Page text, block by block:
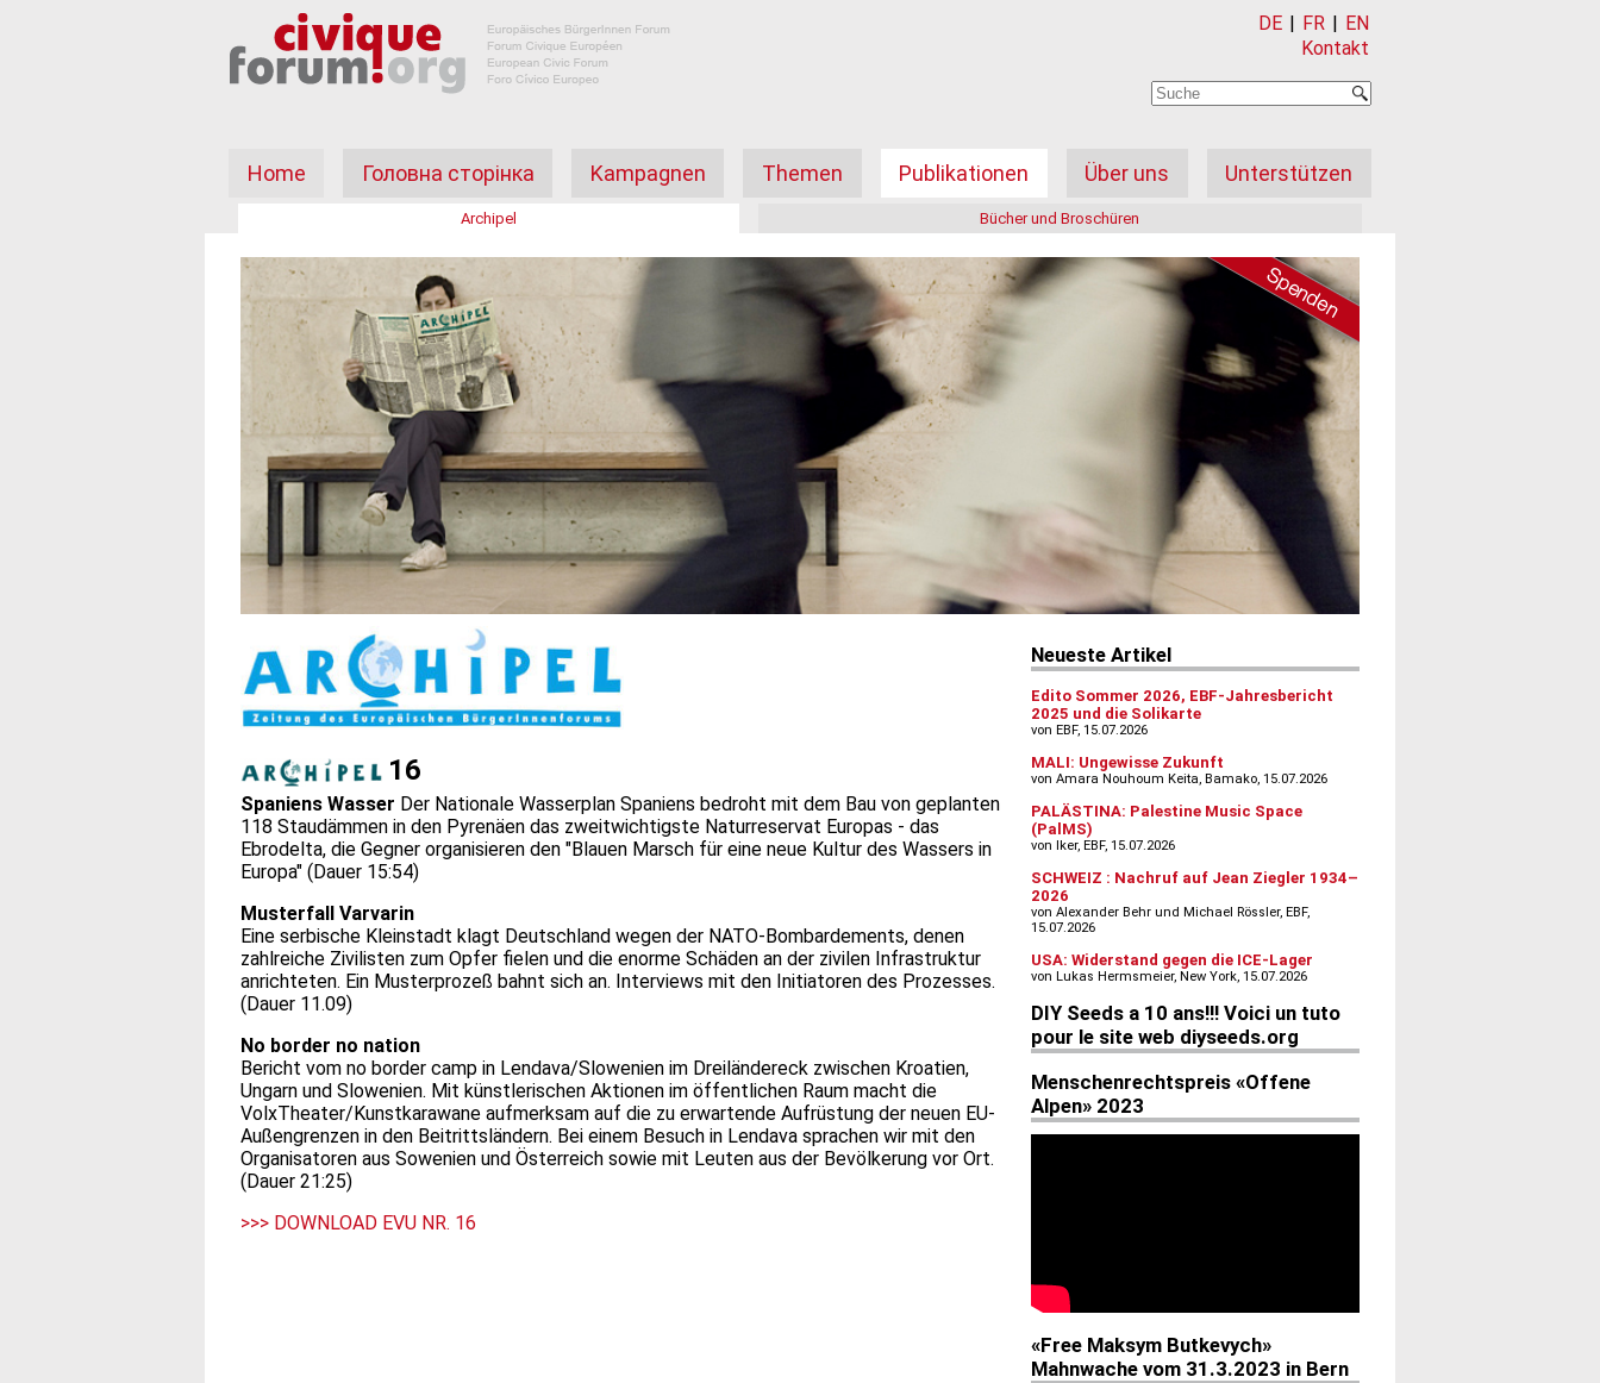
DE | FR | EN
Kontakt
Home Головна сторінка Kampagnen Themen Publikationen Über uns Unterstützen
Archipel Bücher und Broschüren
16
Spaniens Wasser Der Nationale Wasserplan Spaniens bedroht mit dem Bau von geplanten
118 Staudämmen in den Pyrenäen das zweitwichtigste Naturreservat Europas - das
Ebrodelta, die Gegner organisieren den "Blauen Marsch für eine neue Kultur des Wassers in
Europa" (Dauer 15:54)
Musterfall Varvarin
Eine serbische Kleinstadt klagt Deutschland wegen der NATO-Bombardements, denen
zahlreiche Zivilisten zum Opfer fielen und die enorme Schäden an der zivilen Infrastruktur
anrichteten. Ein Musterprozeß bahnt sich an. Interviews mit den Initiatoren des Prozesses.
(Dauer 11.09)
No border no nation
Bericht vom no border camp in Lendava/Slowenien im Dreiländereck zwischen Kroatien,
Ungarn und Slowenien. Mit künstlerischen Aktionen im öffentlichen Raum macht die
VolxTheater/Kunstkarawane aufmerksam auf die zu erwartende Aufrüstung der neuen EU-
Außengrenzen in den Beitrittsländern. Bei einem Besuch in Lendava sprachen wir mit den
Organisatoren aus Sowenien und Österreich sowie mit Leuten aus der Bevölkerung vor Ort.
(Dauer 21:25)
>>> DOWNLOAD EVU NR. 16